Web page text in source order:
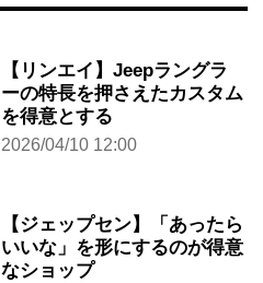
【リンエイ】Jeepラングラ
ーの特長を押さえたカスタム
を得意とする
2026/04/10 12:00
【ジェップセン】「あったら
いいな」を形にするのが得意
なショップ